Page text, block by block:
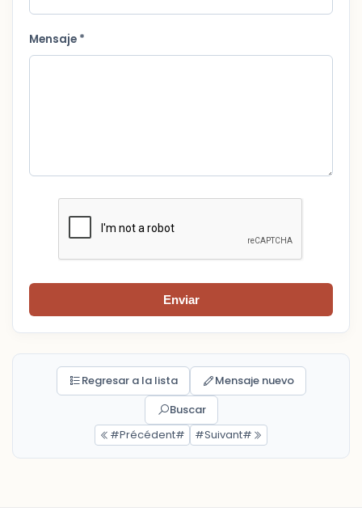
Mensaje *
Enviar
Regresar a la lista
Mensaje nuevo
Buscar
#Précédent#
#Suivant#